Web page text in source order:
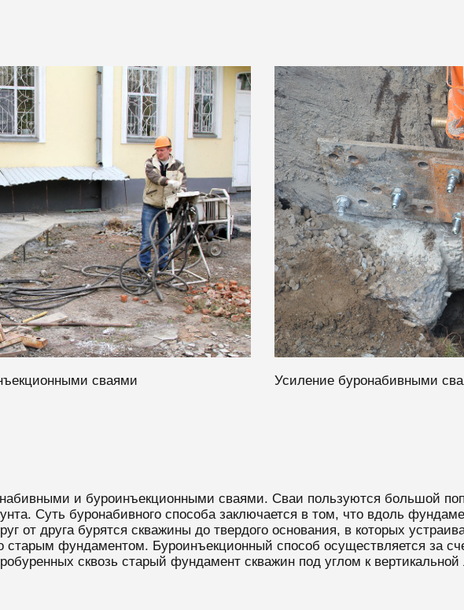
сваями Усиление буронабивными
и буроинъекционными сваями. Сваи пользуются большой
Суть буронабивного способа заключается в том, что вдоль
от друга бурятся скважины до твердого основания, в которых
старым фундаментом. Буроинъекционный способ осуществляется за
сквозь старый фундамент скважин под углом к